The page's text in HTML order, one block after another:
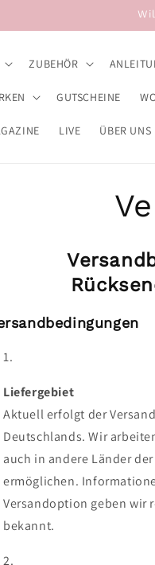
ZUBEHÖR
GUTSCHEINE
LIVE ÜBER UNS
Liefergebiet
Aktuell erfolgt der
Deutschlands. Wir
auch in andere Länder
ermöglichen.
Versandoption geben wir
bekannt.